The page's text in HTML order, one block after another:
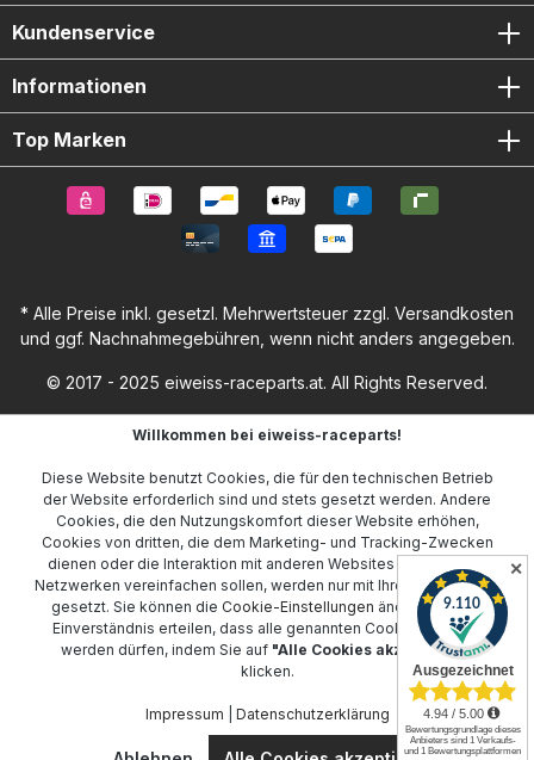
Kundenservice
Informationen
Top Marken
* Alle Preise inkl. gesetzl. Mehrwertsteuer zzgl. Versandkosten
und ggf. Nachnahmegebühren, wenn nicht anders angegeben.
© 2017 - 2025 eiweiss-raceparts.at. All Rights Reserved.
Willkommen bei eiweiss-raceparts!
Diese Website benutzt Cookies, die für den technischen Betrieb
der Website erforderlich sind und stets gesetzt werden. Andere
Cookies, die den Nutzungskomfort dieser Website erhöhen,
Cookies von dritten, die dem Marketing- und Tracking-Zwecken
dienen oder die Interaktion mit anderen Websites und sozialen
Netzwerken vereinfachen sollen, werden nur mit Ihrer Zustimmung
gesetzt. Sie können die Cookie-Einstellungen ändern oder Ihr
Einverständnis erteilen, dass alle genannten Cookies gesetzt
werden dürfen, indem Sie auf "Alle Cookies akzeptieren"
klicken.
Impressum Datenschutzerklärung
✕